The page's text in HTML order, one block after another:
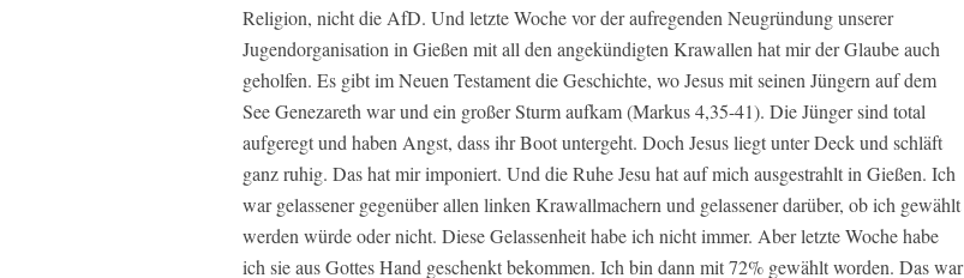
Religion, nicht die AfD. Und letzte Woche vor der aufregenden Neugründung unserer
Jugendorganisation in Gießen mit all den angekündigten Krawallen hat mir der Glaube auch
geholfen. Es gibt im Neuen Testament die Geschichte, wo Jesus mit seinen Jüngern auf dem
See Genezareth war und ein großer Sturm aufkam (Markus 4,35-41). Die Jünger sind total
aufgeregt und haben Angst, dass ihr Boot untergeht. Doch Jesus liegt unter Deck und schläft
ganz ruhig. Das hat mir imponiert. Und die Ruhe Jesu hat auf mich ausgestrahlt in Gießen. Ich
war gelassener gegenüber allen linken Krawallmachern und gelassener darüber, ob ich gewählt
werden würde oder nicht. Diese Gelassenheit habe ich nicht immer. Aber letzte Woche habe
ich sie aus Gottes Hand geschenkt bekommen. Ich bin dann mit 72% gewählt worden. Das war